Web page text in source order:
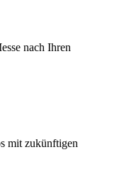
nach Ihren
mit zukünftigen